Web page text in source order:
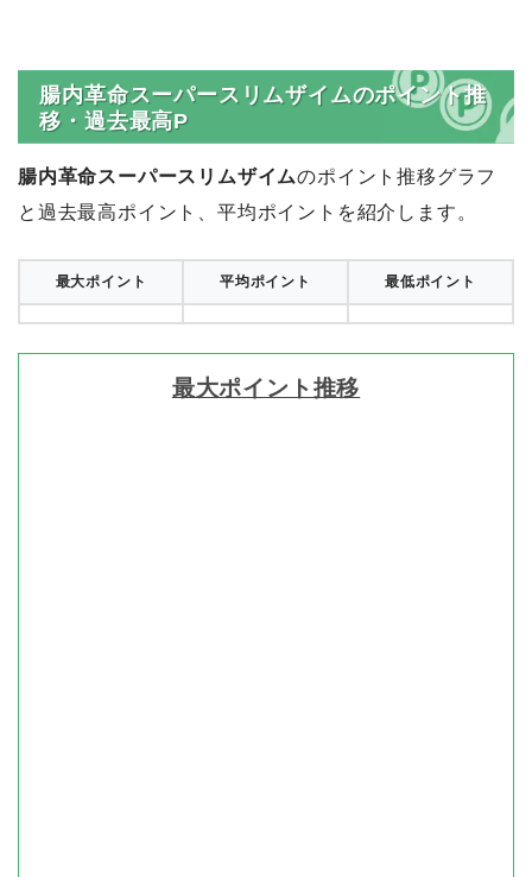
腸内革命スーパースリムザイムのポイント推
移・過去最高P
腸内革命スーパースリムザイムのポイント推移グラフ
と過去最高ポイント、平均ポイントを紹介します。
最大ポイント 平均ポイント 最低ポイント
最大ポイント推移